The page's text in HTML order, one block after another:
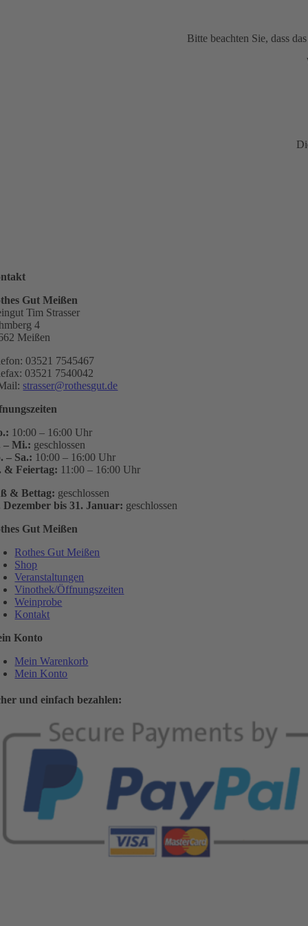
Bitte beachten Sie, dass
Gut Meißen
Tim Strasser
4
Meißen
03521 7545467
03521 7540042
strasser@rothesgut.de
10:00 – 16:00 Uhr
– Mi.: geschlossen
– Sa.: 10:00 – 16:00 Uhr
& Feiertag: 11:00 – 16:00 Uhr
& Bettag: geschlossen
Dezember bis 31. Januar: geschlossen
Gut Meißen
Rothes Gut Meißen
Shop
Veranstaltungen
Vinothek/Öffnungszeiten
Weinprobe
Kontakt
Konto
Mein Warenkorb
Mein Konto
und einfach bezahlen: